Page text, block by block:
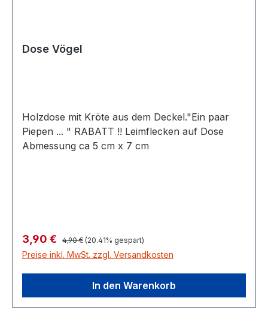
Dose Vögel
Holzdose mit Kröte aus dem Deckel."Ein paar
Piepen ... " RABATT !! Leimflecken auf Dose
Abmessung ca 5 cm x 7 cm
Verkaufspreis:
3,90 € Regulärer Preis:
4,90 € (20.41% gespart)
Preise inkl. MwSt. zzgl. Versandkosten
In den Warenkorb